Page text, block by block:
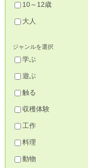
10～12歳
大人
ジャンルを選択
学ぶ
遊ぶ
触る
収穫体験
工作
料理
動物